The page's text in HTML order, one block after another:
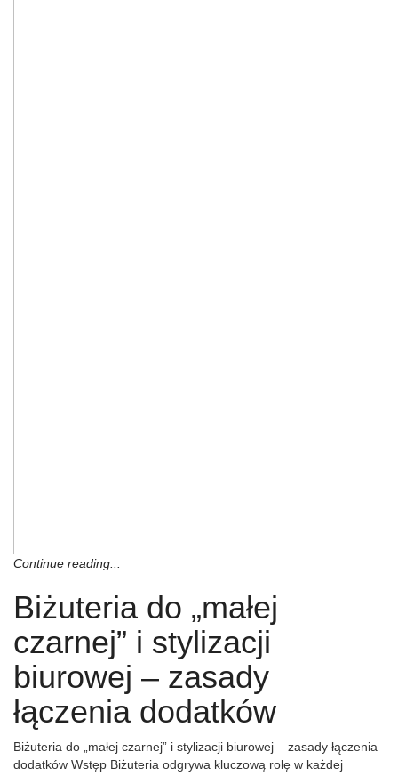
Continue reading...
Biżuteria do „małej
czarnej” i stylizacji
biurowej – zasady
łączenia dodatków
Biżuteria do „małej czarnej” i stylizacji biurowej – zasady łączenia
dodatków Wstęp Biżuteria odgrywa kluczową rolę w każdej